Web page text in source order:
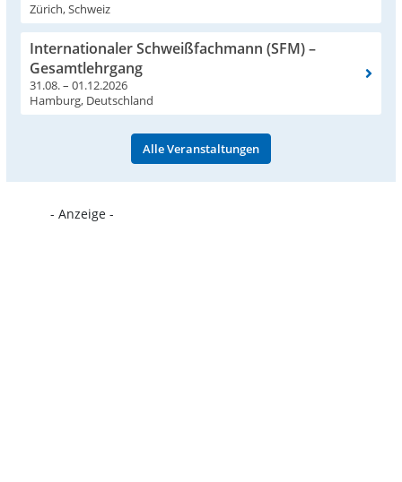
Zürich, Schweiz
Internationaler Schweißfachmann (SFM) –
Gesamtlehrgang
31.08. – 01.12.2026
Hamburg, Deutschland
Alle Veranstaltungen
- Anzeige -